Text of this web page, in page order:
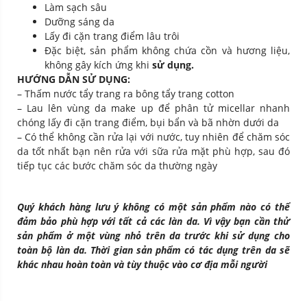
Làm sạch sâu
Dưỡng sáng da
Lấy đi cặn trang điểm lâu trôi
Đặc biệt, sản phẩm không chứa cồn và hương liệu,
không gây kích ứng khi sử dụng.
HƯỚNG DẪN SỬ DỤNG:
– Thấm nước tẩy trang ra bông tẩy trang cotton
– Lau lên vùng da make up để phân tử micellar nhanh
chóng lấy đi cặn trang điểm, bụi bẩn và bã nhờn dưới da
– Có thể không cần rửa lại với nước, tuy nhiên để chăm sóc
da tốt nhất bạn nên rửa với sữa rửa mặt phù hợp, sau đó
tiếp tục các bước chăm sóc da thường ngày
Quý khách hàng lưu ý không có một sản phẩm nào có thể
đảm bảo phù hợp với tất cả các làn da. Vì vậy bạn cần thử
sản phẩm ở một vùng nhỏ trên da trước khi sử dụng cho
toàn bộ làn da. Thời gian sản phẩm có tác dụng trên da sẽ
khác nhau hoàn toàn và tùy thuộc vào cơ địa mỗi người